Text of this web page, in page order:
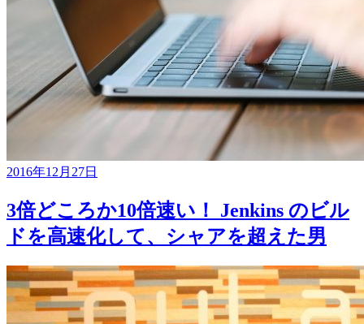
2016年12月27日
3倍どころか10倍速い！ Jenkins のビル
ドを高速化して、シャアを超えた男